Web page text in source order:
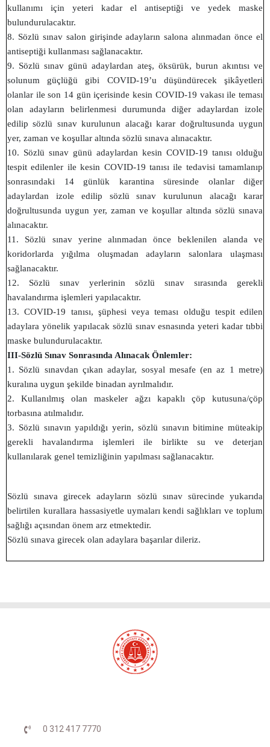
kullanımı için yeteri kadar el antiseptiği ve yedek maske
bulundurulacaktır.
8. Sözlü sınav salon girişinde adayların salona alınmadan önce el
antiseptiği kullanması sağlanacaktır.
9. Sözlü sınav günü adaylardan ateş, öksürük, burun akıntısı ve
solunum güçlüğü gibi COVID-19’u düşündürecek şikâyetleri
olanlar ile son 14 gün içerisinde kesin COVID-19 vakası ile teması
olan adayların belirlenmesi durumunda diğer adaylardan izole
edilip sözlü sınav kurulunun alacağı karar doğrultusunda uygun
yer, zaman ve koşullar altında sözlü sınava alınacaktır.
10. Sözlü sınav günü adaylardan kesin COVID-19 tanısı olduğu
tespit edilenler ile kesin COVID-19 tanısı ile tedavisi tamamlanıp
sonrasındaki 14 günlük karantina süresinde olanlar diğer
adaylardan izole edilip sözlü sınav kurulunun alacağı karar
doğrultusunda uygun yer, zaman ve koşullar altında sözlü sınava
alınacaktır.
11. Sözlü sınav yerine alınmadan önce beklenilen alanda ve
koridorlarda yığılma oluşmadan adayların salonlara ulaşması
sağlanacaktır.
12. Sözlü sınav yerlerinin sözlü sınav sırasında gerekli
havalandırma işlemleri yapılacaktır.
13. COVID-19 tanısı, şüphesi veya teması olduğu tespit edilen
adaylara yönelik yapılacak sözlü sınav esnasında yeteri kadar tıbbi
maske bulundurulacaktır.
III-Sözlü Sınav Sonrasında Alınacak Önlemler:
1. Sözlü sınavdan çıkan adaylar, sosyal mesafe (en az 1 metre)
kuralına uygun şekilde binadan ayrılmalıdır.
2. Kullanılmış olan maskeler ağzı kapaklı çöp kutusuna/çöp
torbasına atılmalıdır.
3. Sözlü sınavın yapıldığı yerin, sözlü sınavın bitimine müteakip
gerekli havalandırma işlemleri ile birlikte su ve deterjan
kullanılarak genel temizliğinin yapılması sağlanacaktır.
Sözlü sınava girecek adayların sözlü sınav sürecinde yukarıda
belirtilen kurallara hassasiyetle uymaları kendi sağlıkları ve toplum
sağlığı açısından önem arz etmektedir.
Sözlü sınava girecek olan adaylara başarılar dileriz.
0 312 417 7770